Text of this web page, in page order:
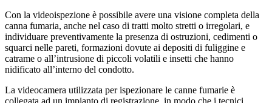
Con la videoispezione è possibile avere una visione completa della
canna fumaria, anche nel caso di tratti molto stretti o irregolari, e
individuare preventivamente la presenza di ostruzioni, cedimenti o
squarci nelle pareti, formazioni dovute ai depositi di fuliggine e
catrame o all’intrusione di piccoli volatili e insetti che hanno
nidificato all’interno del condotto.
La videocamera utilizzata per ispezionare le canne fumarie è
collegata ad un impianto di registrazione, in modo che i tecnici